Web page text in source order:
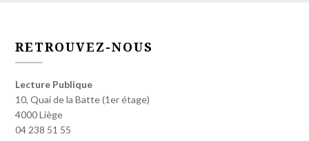
RETROUVEZ-NOUS
Lecture Publique
10, Quai de la Batte (1er étage)
4000 Liège
04 238 51 55